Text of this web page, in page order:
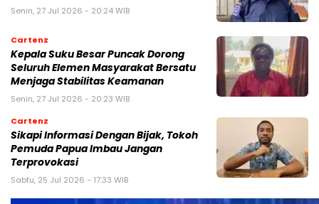
Senin, 27 Jul 2026 - 20:24 WIB
Cartenz
Kepala Suku Besar Puncak Dorong
Seluruh Elemen Masyarakat Bersatu
Menjaga Stabilitas Keamanan
Senin, 27 Jul 2026 - 20:23 WIB
Cartenz
Sikapi Informasi Dengan Bijak, Tokoh
Pemuda Papua Imbau Jangan
Terprovokasi
Sabtu, 25 Jul 2026 - 17:33 WIB